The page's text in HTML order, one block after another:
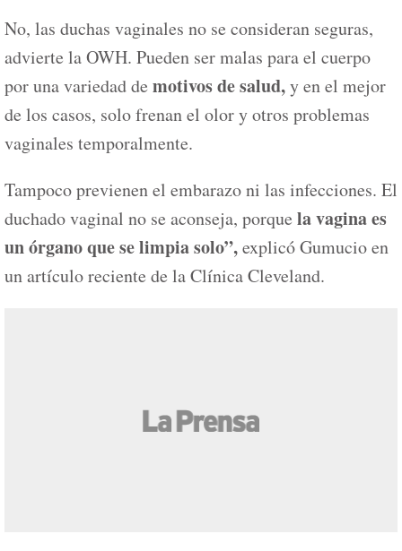
No, las duchas vaginales no se consideran seguras,
advierte la OWH. Pueden ser malas para el cuerpo
por una variedad de motivos de salud,y en el mejor
de los casos, solo frenan el olor y otros problemas
vaginales temporalmente.
Tampoco previenen el embarazo ni las infecciones. El
duchado vaginal no se aconseja, porque la vagina es
un órgano que se limpia solo”,explicó Gumucio en
un artículo reciente de la Clínica Cleveland.